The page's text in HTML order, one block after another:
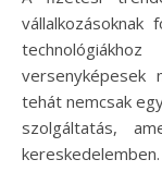
vállalkozásoknak
versenyképesek
tehát nemcsak
szolgáltatás,
kereskedelemben.